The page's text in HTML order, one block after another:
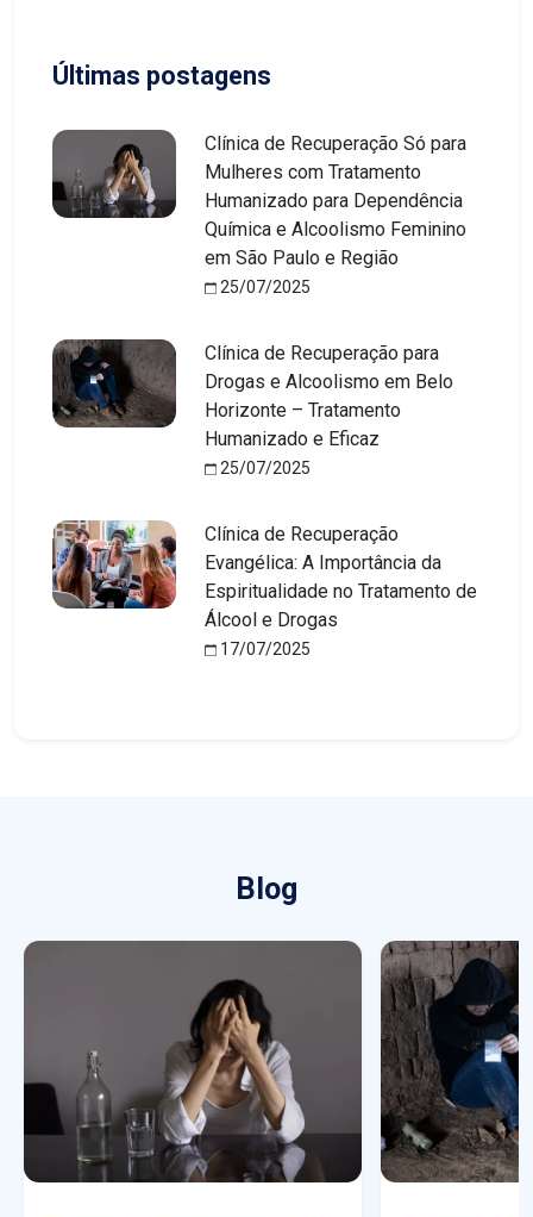
Últimas postagens
Clínica de Recuperação Só para
Mulheres com Tratamento
Humanizado para Dependência
Química e Alcoolismo Feminino
em São Paulo e Região
25/07/2025
Clínica de Recuperação para
Drogas e Alcoolismo em Belo
Horizonte – Tratamento
Humanizado e Eficaz
25/07/2025
Clínica de Recuperação
Evangélica: A Importância da
Espiritualidade no Tratamento de
Álcool e Drogas
17/07/2025
Blog